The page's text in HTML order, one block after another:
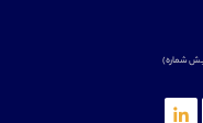
شماره)